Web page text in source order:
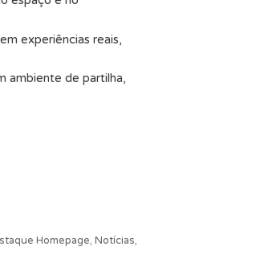
experiências reais,
ambiente de partilha,
Homepage, Notícias,